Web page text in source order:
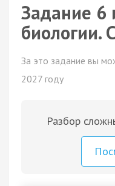
Задание 6
биологии.
За это задание вы
2027 году
Разбор